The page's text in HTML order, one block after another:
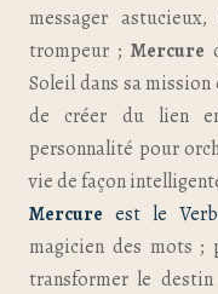
messager
trompeur ; Mercure
Soleil dans sa mission
de créer du lien
personnalité pour
vie de façon
Mercure est le
magicien des mots ;
transformer le